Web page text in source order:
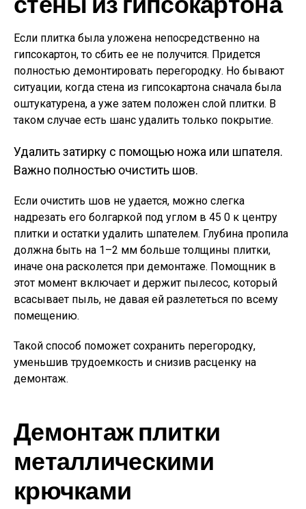
Если плитка была уложена непосредственно на
гипсокартон, то сбить ее не получится. Придется
полностью демонтировать перегородку. Но бывают
ситуации, когда стена из гипсокартона сначала была
оштукатурена, а уже затем положен слой плитки. В
таком случае есть шанс удалить только покрытие.
Удалить затирку с помощью ножа или шпателя.
Важно полностью очистить шов.
Если очистить шов не удается, можно слегка
надрезать его болгаркой под углом в 45 0 к центру
плитки и остатки удалить шпателем. Глубина пропила
должна быть на 1–2 мм больше толщины плитки,
иначе она расколется при демонтаже. Помощник в
этот момент включает и держит пылесос, который
всасывает пыль, не давая ей разлететься по всему
помещению.
Такой способ поможет сохранить перегородку,
уменьшив трудоемкость и снизив расценку на
демонтаж.
Демонтаж плитки
металлическими
крючками